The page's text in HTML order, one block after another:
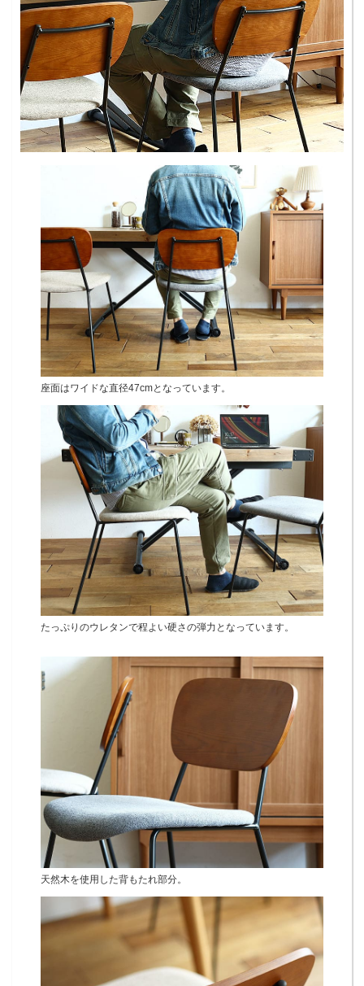
座面はワイドな直径47cmとなっています。
たっぷりのウレタンで程よい硬さの弾力となっています。
天然木を使用した背もたれ部分。